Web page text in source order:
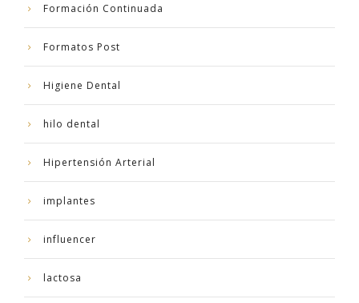
Formación Continuada
Formatos Post
Higiene Dental
hilo dental
Hipertensión Arterial
implantes
influencer
lactosa